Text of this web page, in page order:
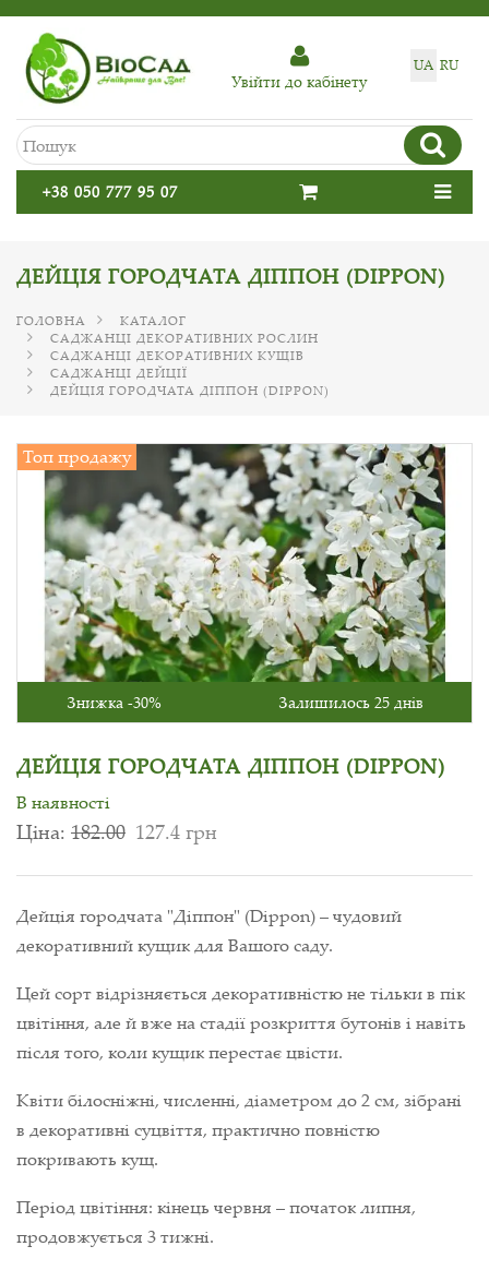
UA RU
Увiйти до кабiнету
+38 050 777 95 07
ДЕЙЦІЯ ГОРОДЧАТА ДІППОН (DIPPON)
ГОЛОВНА
КАТАЛОГ
САДЖАНЦІ ДЕКОРАТИВНИХ РОСЛИН
САДЖАНЦІ ДЕКОРАТИВНИХ КУЩІВ
САДЖАНЦІ ДЕЙЦІЇ
ДЕЙЦІЯ ГОРОДЧАТА ДІППОН (DIPPON)
Топ продажу
Знижка -30% Залишилось 25 днів
ДЕЙЦІЯ ГОРОДЧАТА ДІППОН (DIPPON)
В наявності
Ціна: 182.00 127.4 грн
Дейція городчата "Діппон" (Dippon) – чудовий
декоративний кущик для Вашого саду.
Цей сорт відрізняється декоративністю не тільки в пік
цвітіння, але й вже на стадії розкриття бутонів і навіть
після того, коли кущик перестає цвісти.
Квіти білосніжні, численні, діаметром до 2 см, зібрані
в декоративні суцвіття, практично повністю
покривають кущ.
Період цвітіння: кінець червня – початок липня,
продовжується 3 тижні.